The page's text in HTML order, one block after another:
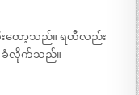
းတော့သည်။ ရတီလည်း
ခံလိုက်သည်။